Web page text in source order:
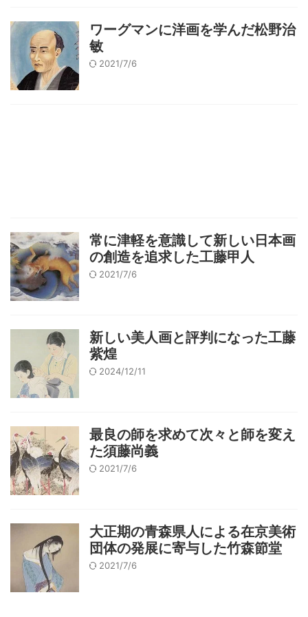
ワーグマンに洋画を学んだ松野治
敏
2021/7/6
常に津軽を意識して新しい日本画
の創造を追求した工藤甲人
2021/7/6
新しい美人画と評判になった工藤
紫煌
2024/12/11
最良の師を求めて次々と師を変え
た須藤尚義
2021/7/6
大正期の青森県人による在京美術
団体の発展に寄与した竹森節堂
2021/7/6